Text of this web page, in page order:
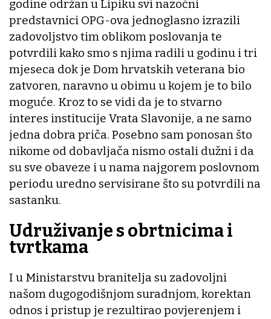
godine održan u Lipiku svi nazočni
predstavnici OPG-ova jednoglasno izrazili
zadovoljstvo tim oblikom poslovanja te
potvrdili kako smo s njima radili u godinu i tri
mjeseca dok je Dom hrvatskih veterana bio
zatvoren, naravno u obimu u kojem je to bilo
moguće. Kroz to se vidi da je to stvarno
interes institucije Vrata Slavonije, a ne samo
jedna dobra priča. Posebno sam ponosan što
nikome od dobavljača nismo ostali dužni i da
su sve obaveze i u nama najgorem poslovnom
periodu uredno servisirane što su potvrdili na
sastanku.
Udruživanje s obrtnicima i
tvrtkama
I u Ministarstvu branitelja su zadovoljni
našom dugogodišnjom suradnjom, korektan
odnos i pristup je rezultirao povjerenjem i